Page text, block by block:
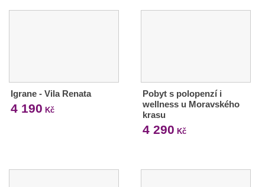
Igrane - Vila Renata
4 190 Kč
Pobyt s polopenzí i
wellness u Moravského
krasu
4 290 Kč